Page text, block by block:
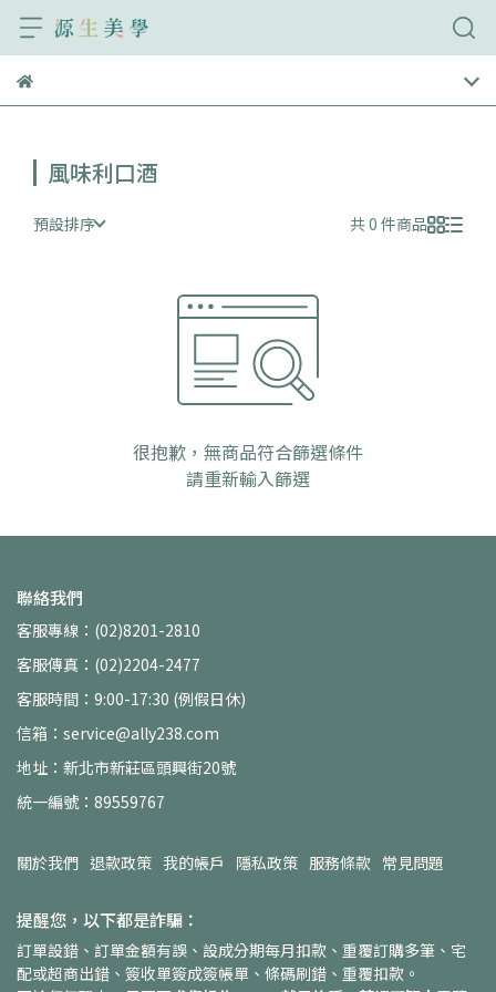
風味利口酒
預設排序 共 0 件商品
很抱歉，無商品符合篩選條件
請重新輸入篩選
聯絡我們
客服專線：(02)8201-2810
客服傳真：(02)2204-2477
客服時間：9:00-17:30 (例假日休)
信箱：service@ally238.com
地址：新北市新莊區頭興街20號
統一編號：89559767
關於我們 退款政策 我的帳戶 隱私政策 服務條款 常見問題
提醒您，以下都是詐騙：
訂單設錯、訂單金額有誤、設成分期每月扣款、重覆訂購多筆、宅
配或超商出錯、簽收單簽成簽帳單、條碼刷錯、重覆扣款。